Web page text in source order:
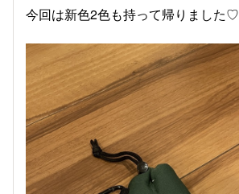
今回は新色2色も持って帰りました♡